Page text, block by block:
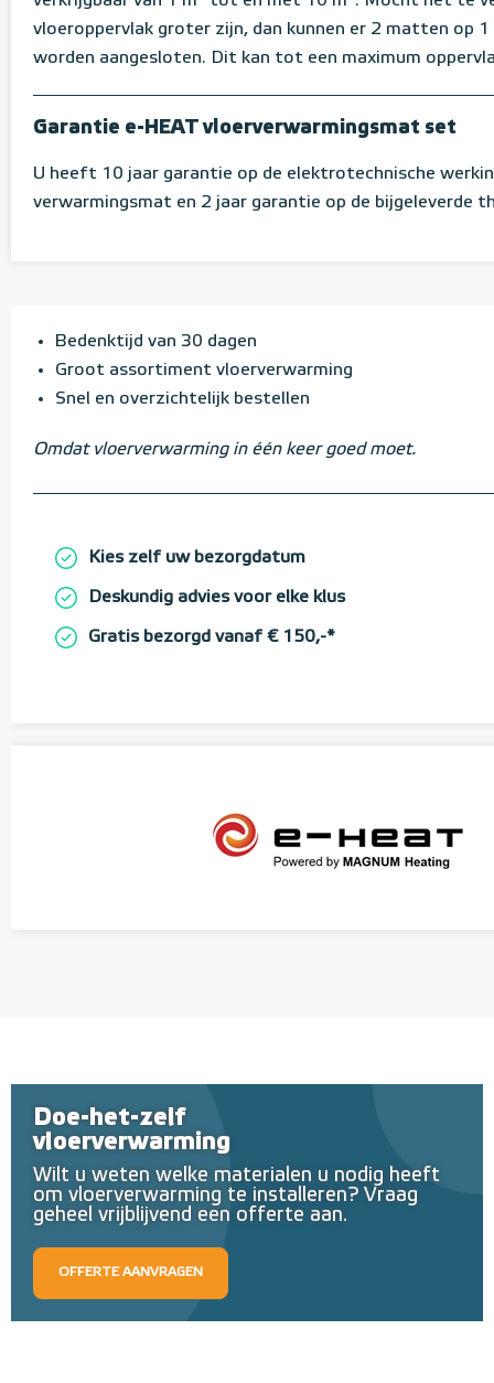
vloeroppervlak groter zijn, dan kunnen er 2 matten op
worden aangesloten. Dit kan tot een maximum
Garantie e-HEAT vloerverwarmingsmat set
U heeft 10 jaar garantie op de elektrotechnische
verwarmingsmat en 2 jaar garantie op de bijgeleverde
Bedenktijd van 30 dagen
Groot assortiment vloerverwarming
Snel en overzichtelijk bestellen
Omdat vloerverwarming in één keer goed moet.
Kies zelf uw bezorgdatum
Deskundig advies voor elke klus
Gratis bezorgd vanaf € 150,-*
Doe-het-zelf
vloerverwarming
Wilt u weten welke materialen u nodig heeft
om vloerverwarming te installeren? Vraag
geheel vrijblijvend een offerte aan.
OFFERTE AANVRAGEN